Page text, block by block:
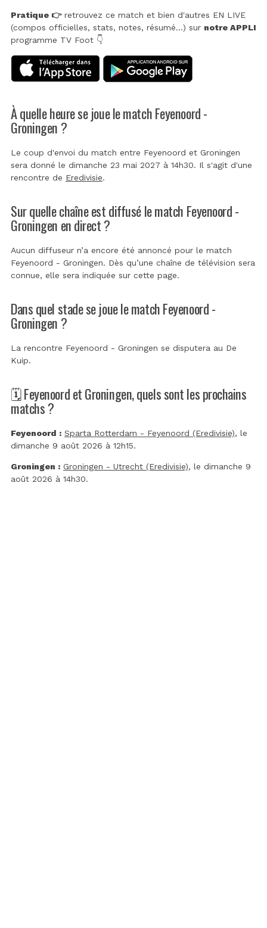
Pratique 👉retrouvez ce match et bien d'autres EN LIVE
(compos officielles, stats, notes, résumé...) sur notre APPLI
programme TV Foot 👇
À quelle heure se joue le match Feyenoord -
Groningen ?
Le coup d'envoi du match entre Feyenoord et Groningen
sera donné le dimanche 23 mai 2027 à 14h30. Il s'agit d'une
rencontre de Eredivisie.
Sur quelle chaîne est diffusé le match Feyenoord -
Groningen en direct ?
Aucun diffuseur n’a encore été annoncé pour le match
Feyenoord - Groningen. Dès qu’une chaîne de télévision sera
connue, elle sera indiquée sur cette page.
Dans quel stade se joue le match Feyenoord -
Groningen ?
La rencontre Feyenoord - Groningen se disputera au De
Kuip.
🗓️ Feyenoord et Groningen, quels sont les prochains
matchs ?
Feyenoord : Sparta Rotterdam - Feyenoord (Eredivisie), le
dimanche 9 août 2026 à 12h15.
Groningen : Groningen - Utrecht (Eredivisie), le dimanche 9
août 2026 à 14h30.